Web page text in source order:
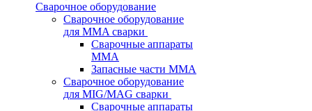
Сварочное оборудование
Сварочное оборудование
для MMA сварки
Сварочные аппараты
MMA
Запасные части MMA
Сварочное оборудование
для MIG/MAG сварки
Сварочные аппараты